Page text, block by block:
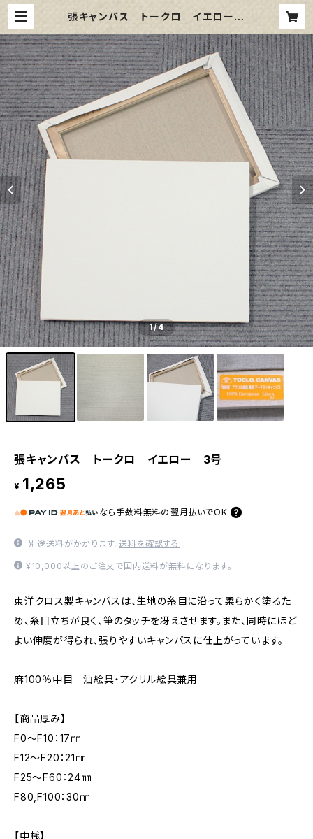
張キャンバス トークロ イエロー
1/4
張キャンバス トークロ イエロー 3号
¥ 1,265
なら 手数料無料の 翌月払いでOK
別途送料がかかります。送料を確認する
¥10,000以上のご注文で国内送料が無料になります。
東洋クロス製キャンバスは、生地の糸目に沿って柔らかく塗るた
め、糸目立ちが良く、筆のタッチを冴えさせます。また、同時にほど
よい伸度が得られ、張りやすいキャンバスに仕上がっています。
麻100％中目 油絵具・アクリル絵具兼用
【商品厚み】
F0～F10：17㎜
F12～F20：21㎜
F25～F60：24㎜
F80,F100：30㎜
【中桟】